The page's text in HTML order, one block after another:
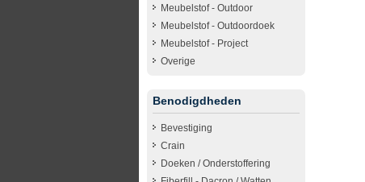
Meubelstof - Outdoor
Meubelstof - Outdoordoek
Meubelstof - Project
Overige
Benodigdheden
Bevestiging
Crain
Doeken / Onderstoffering